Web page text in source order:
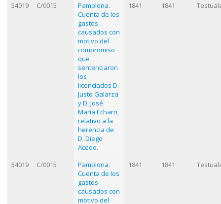
54019 C/0015
Pamplona.
Cuenta de los
gastos
causados con
motivo del
compromiso
que
sentenciaron
los
licenciados D.
Justo Galarza
y D. José
María Echarri,
relativo a la
herencia de
D. Diego
Acedo.
1841 1841
54019 C/0015
Pamplona.
Cuenta de los
gastos
causados con
motivo del
1841 1841